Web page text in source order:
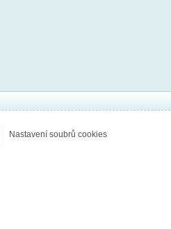
Nastavení soubrů cookies